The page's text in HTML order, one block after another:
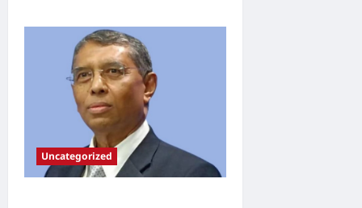
Uncategorized